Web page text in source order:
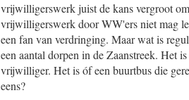
vrijwilligerswerk juist de kans vergroot
vrijwilligerswerk door WW'ers niet mag
een fan van verdringing. Maar wat is
een aantal dorpen in de Zaanstreek. Het
vrijwilliger. Het is óf een buurtbus die
eens?